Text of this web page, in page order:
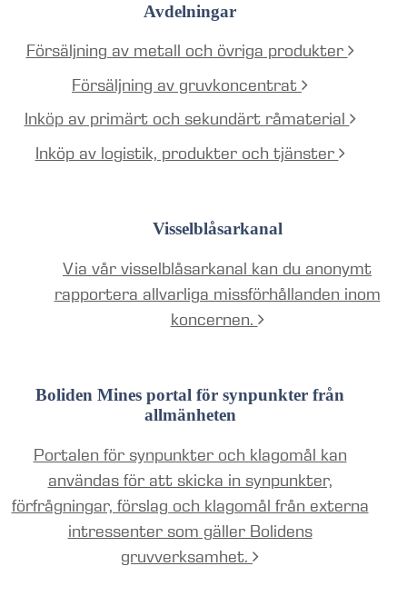
Avdelningar
Försäljning av metall och övriga produkter
Försäljning av gruvkoncentrat
Inköp av primärt och sekundärt råmaterial
Inköp av logistik, produkter och tjänster
Visselblåsarkanal
Via vår visselblåsarkanal kan du anonymt
rapportera allvarliga missförhållanden inom
koncernen.
Boliden Mines portal för synpunkter från
allmänheten
Portalen för synpunkter och klagomål kan
användas för att skicka in synpunkter,
förfrågningar, förslag och klagomål från externa
intressenter som gäller Bolidens
gruvverksamhet.